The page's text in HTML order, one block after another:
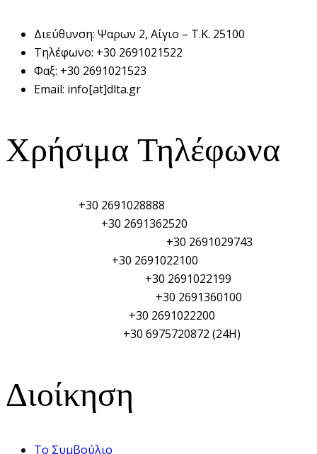
Διεύθυνση: Ψαρων 2, Αίγιο – Τ.Κ. 25100
Τηλέφωνο: +30 2691021522
Φαξ: +30 2691021523
Email: info[at]dlta.gr
Χρήσιμα Τηλέφωνα
+30 2691028888
+30 2691362520
+30 2691029743
+30 2691022100
+30 2691022199
+30 2691360100
+30 2691022200
+30 6975720872 (24H)
Διοίκηση
Το Συμβούλιο